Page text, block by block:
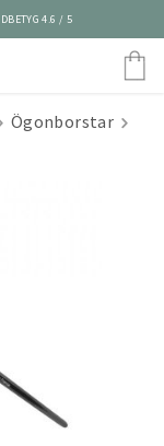
4.6 / 5
Ögonborstar